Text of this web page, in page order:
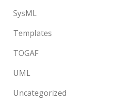
SysML
Templates
TOGAF
UML
Uncategorized